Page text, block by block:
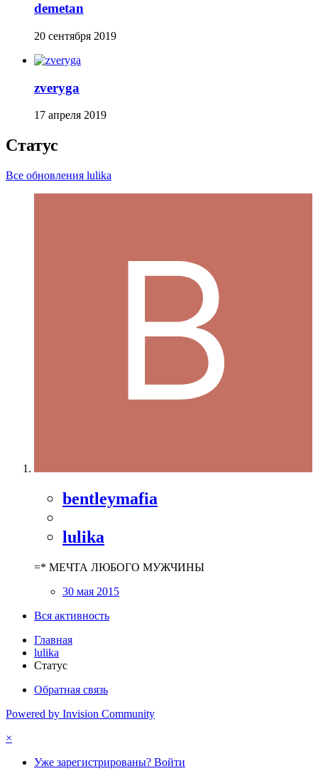
demetan
20 сентября 2019
zveryga
17 апреля 2019
Статус
Все обновления lulika
bentleymafia
lulika
=* МЕЧТА ЛЮБОГО МУЖЧИНЫ
30 мая 2015
Вся активность
Главная
lulika
Статус
Обратная связь
Powered by Invision Community
×
Уже зарегистрированы? Войти